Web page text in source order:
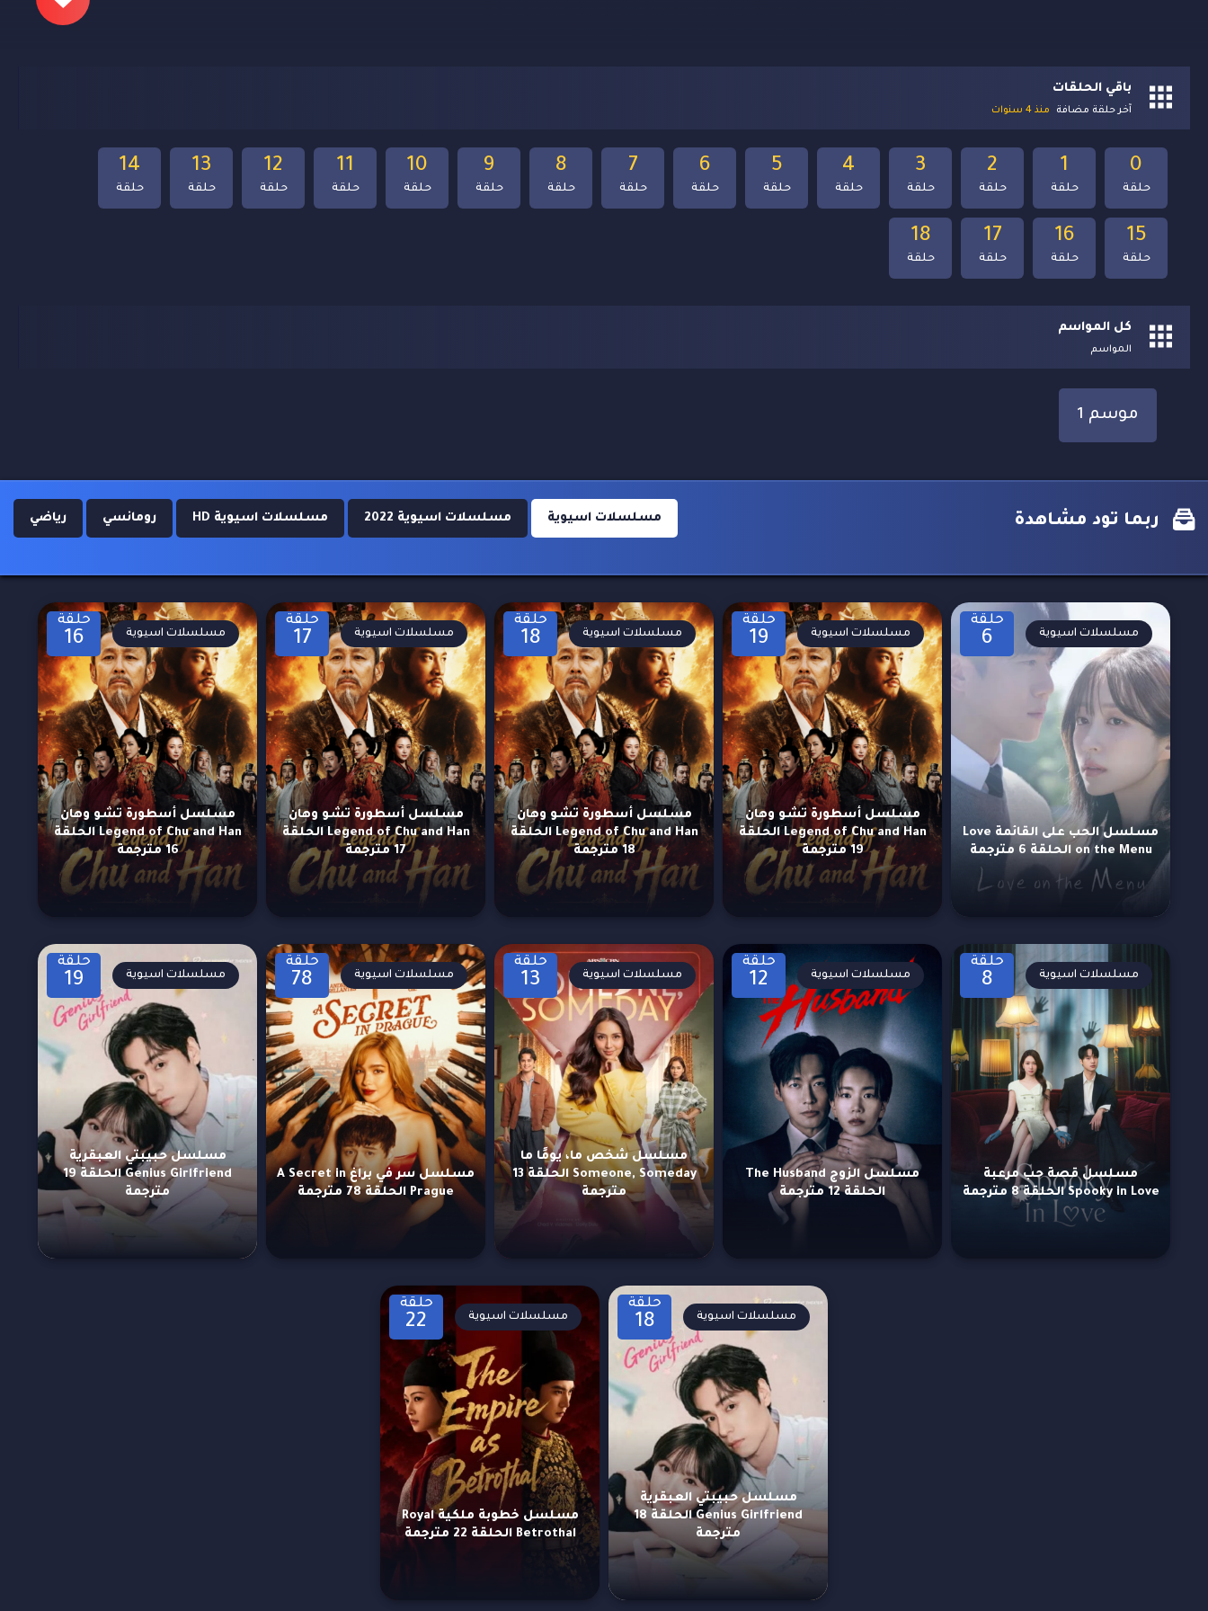
باقي الحلقات
آخر حلقة مضافة منذ 4 سنوات
18
حلقة
17
حلقة
16
حلقة
15
حلقة
14
حلقة
13
حلقة
12
حلقة
11
حلقة
10
حلقة
9
حلقة
8
حلقة
7
حلقة
6
حلقة
5
حلقة
4
حلقة
3
حلقة
2
حلقة
1
حلقة
0
حلقة
كل المواسم
المواسم
موسم 1
ربما تود مشاهدة مسلسلات اسيوية مسلسلات اسيوية 2022 مسلسلات اسيوية HD رومانسي رياضي
حلقة
6
مسلسل الحب على القائمة Love
on the Menu الحلقة 6 مترجمة
مسلسلات اسيوية
حلقة
19
مسلسل أسطورة تشو وهان
Legend of Chu and Han الحلقة
19 مترجمة
مسلسلات اسيوية
حلقة
18
مسلسل أسطورة تشو وهان
Legend of Chu and Han الحلقة
18 مترجمة
مسلسلات اسيوية
حلقة
17
مسلسل أسطورة تشو وهان
Legend of Chu and Han الحلقة
17 مترجمة
مسلسلات اسيوية
حلقة
16
مسلسل أسطورة تشو وهان
Legend of Chu and Han الحلقة
16 مترجمة
مسلسلات اسيوية
حلقة
8
مسلسل قصة حب مرعبة
Spooky in Love الحلقة 8 مترجمة
مسلسلات اسيوية
حلقة
12
مسلسل الزوج The Husband
الحلقة 12 مترجمة
مسلسلات اسيوية
حلقة
13
مسلسل شخص ما، يومًا ما
Someone, Someday الحلقة 13
مترجمة
مسلسلات اسيوية
حلقة
78
مسلسل سر في براغ A Secret in
Prague الحلقة 78 مترجمة
مسلسلات اسيوية
حلقة
19
مسلسل حبيبتي العبقرية
Genius Girlfriend الحلقة 19
مترجمة
مسلسلات اسيوية
حلقة
18
مسلسل حبيبتي العبقرية
Genius Girlfriend الحلقة 18
مترجمة
مسلسلات اسيوية
حلقة
22
مسلسل خطوبة ملكية Royal
Betrothal الحلقة 22 مترجمة
مسلسلات اسيوية